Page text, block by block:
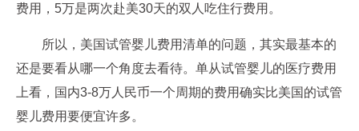
费用，5万是两次赴美30天的双人吃住行费用。
所以，美国试管婴儿费用清单的问题，其实最基本的
还是要看从哪一个角度去看待。单从试管婴儿的医疗费用
上看，国内3-8万人民币一个周期的费用确实比美国的试管
婴儿费用要便宜许多。